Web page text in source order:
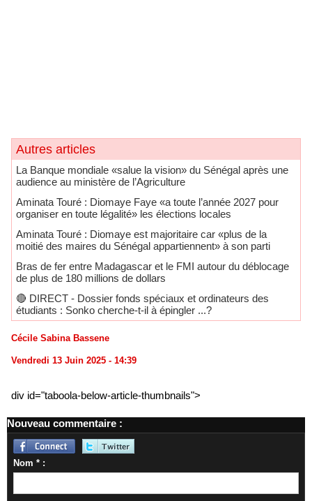
Autres articles
La Banque mondiale «salue la vision» du Sénégal après une
audience au ministère de l’Agriculture
Aminata Touré : Diomaye Faye «a toute l’année 2027 pour
organiser en toute légalité» les élections locales
Aminata Touré : Diomaye est majoritaire car «plus de la
moitié des maires du Sénégal appartiennent» à son parti
Bras de fer entre Madagascar et le FMI autour du déblocage
de plus de 180 millions de dollars
🔴​ DIRECT - Dossier fonds spéciaux et ordinateurs des
étudiants : Sonko cherche-t-il à épingler ...?
Cécile Sabina Bassene
Vendredi 13 Juin 2025 - 14:39
div id="taboola-below-article-thumbnails">
Nouveau commentaire :
Nom * :